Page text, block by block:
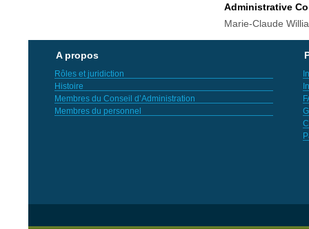
Administrative
Marie-Claude
A propos
Rôles et juridiction
Histoire
Membres du Conseil d’Administration
Membres du personnel